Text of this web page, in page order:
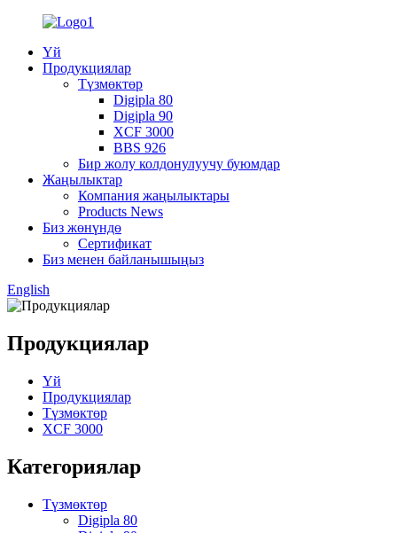
Үй
Продукциялар
Түзмөктөр
Digipla 80
Digipla 90
XCF 3000
BBS 926
Бир жолу колдонулуучу буюмдар
Жаңылыктар
Компания жаңылыктары
Products News
Биз жөнүндө
Сертификат
Биз менен байланышыңыз
English
Продукциялар
Үй
Продукциялар
Түзмөктөр
XCF 3000
Категориялар
Түзмөктөр
Digipla 80